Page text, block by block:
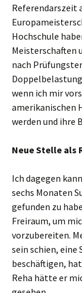
Referendarszeit
Hochschule
Meisterschaften
nach
wenn ich mir
amerikanischen
werden und ihre
Neue Stelle als
Ich dagegen
sechs Monaten
gefunden zu
Freiraum, um
vorzubereiten.
sein schien,
beschäftigen,
Reha hätte er